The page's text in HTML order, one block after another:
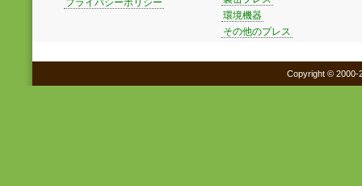
環境機器
その他のプレス
Copyright © 2000-